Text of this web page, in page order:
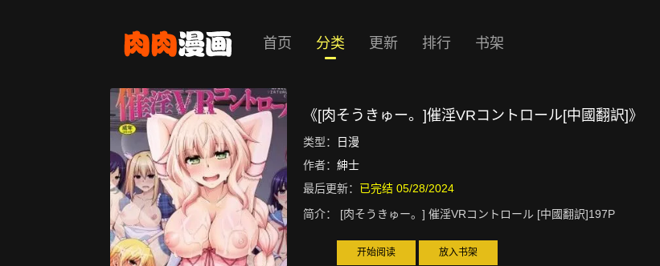
首页 分类 更新 排行 书架
《[肉そうきゅー。]催淫VRコントロール[中國翻訳]》
类型：
日漫
作者： 紳士
最后更新： 已完结 05/28/2024
简介：
[肉そうきゅー。] 催淫VRコントロール [中國翻訳]197P
开始阅读 放入书架